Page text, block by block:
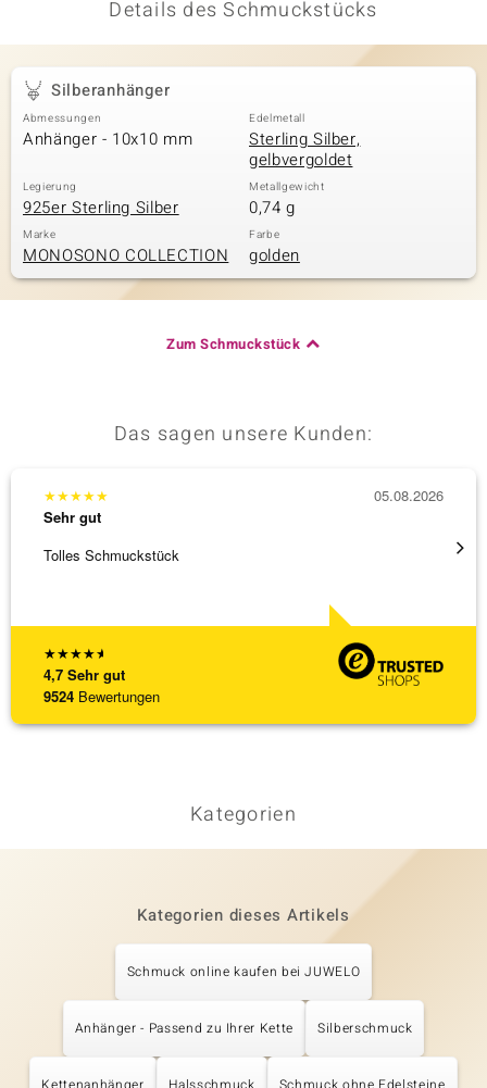
Classics
Details des Schmuckstücks
Silberanhänger
Abmessungen
Anhänger - 10x10 mm
Edelmetall
Sterling Silber,
gelbvergoldet
Legierung
925er Sterling Silber
Metallgewicht
0,74 g
Marke
MONOSONO COLLECTION
Farbe
golden
Zum Schmuckstück
Das sagen unsere Kunden:
★★★★★
4,7 Sehr gut
9524 Bewertungen
★★★★★
Sehr gut
Tolles Schmuckstück
05.08.2026
Kategorien
Kategorien dieses Artikels
Schmuck online kaufen bei JUWELO
Anhänger - Passend zu Ihrer Kette Silberschmuck